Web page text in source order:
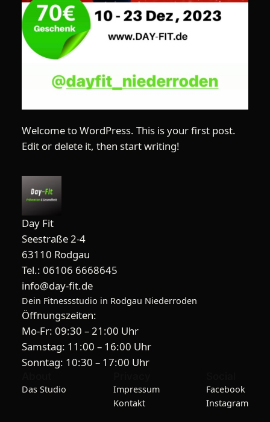
Welcome to WordPress. This is your first post.
Edit or delete it, then start writing!
Day Fit
Seestraße 2-4
63110 Rodgau
Tel.: 06106 6668645
info@day-fit.de
Dein Fitnessstudio in Rodgau Niederroden
Öffnungszeiten:
Mo-Fr: 09:30 – 21:00 Uhr
Samstag: 11:00 – 16:00 Uhr
Sonntag: 10:30 – 17:00 Uhr
Das Studio
Impressum
Kontakt
Facebook
Instagram